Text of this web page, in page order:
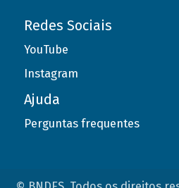
Redes Sociais
YouTube
Instagram
Ajuda
Perguntas frequentes